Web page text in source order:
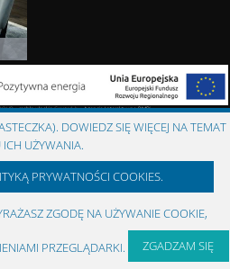
::meble włoskieCreated by:Agencja Interaktywna RMBi
DOWIEDZ SIĘ WIĘCEJ NA TEMAT
ICH UŻYWANIA.
PRYWATNOŚCI COOKIES.
ZGODĘ NA UŻYWANIE COOKIE,
PRZEGLĄDARKI. ZGADZAM SIĘ